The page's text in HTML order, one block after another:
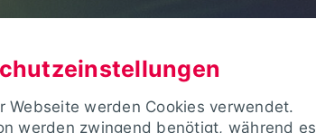
Webseite werden Cookies verwendet.
werden zwingend benötigt, während es